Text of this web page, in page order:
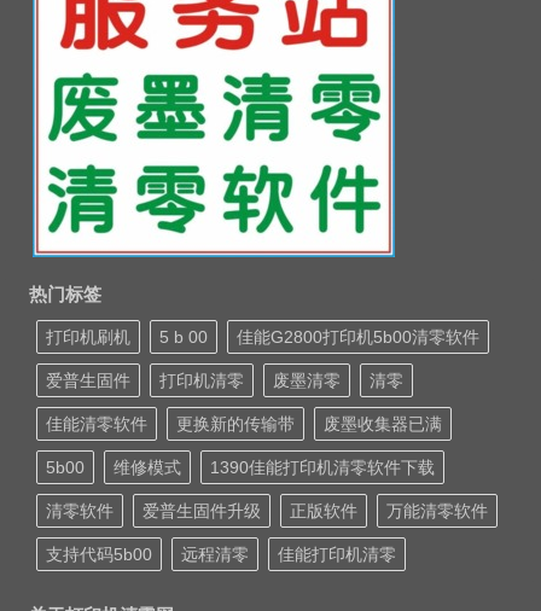
热门标签
打印机刷机 5 b 00 佳能G2800打印机5b00清零软件
爱普生固件 打印机清零 废墨清零 清零
佳能清零软件 更换新的传输带 废墨收集器已满
5b00 维修模式 1390佳能打印机清零软件下载
清零软件 爱普生固件升级 正版软件 万能清零软件
支持代码5b00 远程清零 佳能打印机清零